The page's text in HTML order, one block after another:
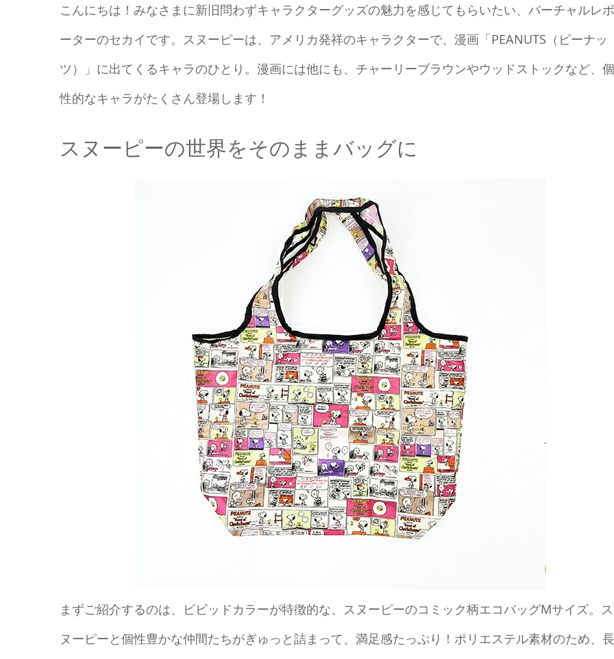
こんにちは！みなさまに新旧問わずキャラクターグッズの魅力を感じてもらいたい、バーチャルレポ
ーターのセカイです。スヌーピーは、アメリカ発祥のキャラクターで、漫画「PEANUTS（ピーナッ
ツ）」に出てくるキャラのひとり。漫画には他にも、チャーリーブラウンやウッドストックなど、個
性的なキャラがたくさん登場します！
スヌーピーの世界をそのままバッグに
まずご紹介するのは、ビビッドカラーが特徴的な、スヌーピーのコミック柄エコバッグМサイズ。ス
ヌーピーと個性豊かな仲間たちがぎゅっと詰まって、満足感たっぷり！ポリエステル素材のため、長